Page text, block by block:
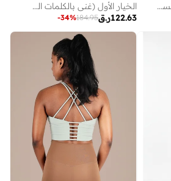
طقم كورتا قطن مستقيم نسائي بنقشة متعرجة مع بنطال ووشاح دوباتا مطبوع (طقم من 3 قطع، لون أزرق أردوازي)
الخيار الأول (غني بالكلمات الدلالية - مُوصى به): طقم كورتا قطن نسائي بطبعة الإيكات مع دوباتا – كورتي خضراء بقصة مستقيمة وقصة رقبة V مع تطريز مرايا وشغل رقع، طقم ملابس تقليدية أنيق.
ر.ق122.63
184.95
-34%